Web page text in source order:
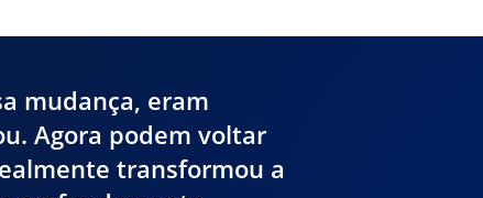
mudança, eram
Agora podem voltar
transformou a